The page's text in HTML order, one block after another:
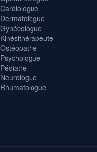
Cardiologue
Dermatologue
Gynécologue
Kinésithérapeute
Ostéopathe
Psychologue
Pédiatre
Neurologue
Rhumatologue